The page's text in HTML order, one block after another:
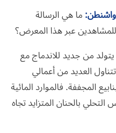
:ما هي الرسالة
للمشاهدين عبر هذا المعرض؟
من جديد للاندماج مع
العديد من أعمالي
المجففة. فالموارد المائية
بالحنان المتزايد تجاه